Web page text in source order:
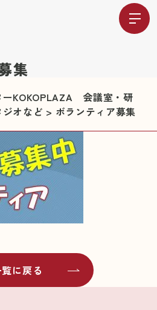
集
ーKOKOPLAZA 会議室・研
オなど > ボランティア募集
に戻る